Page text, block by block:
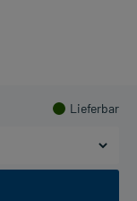
Lieferbar